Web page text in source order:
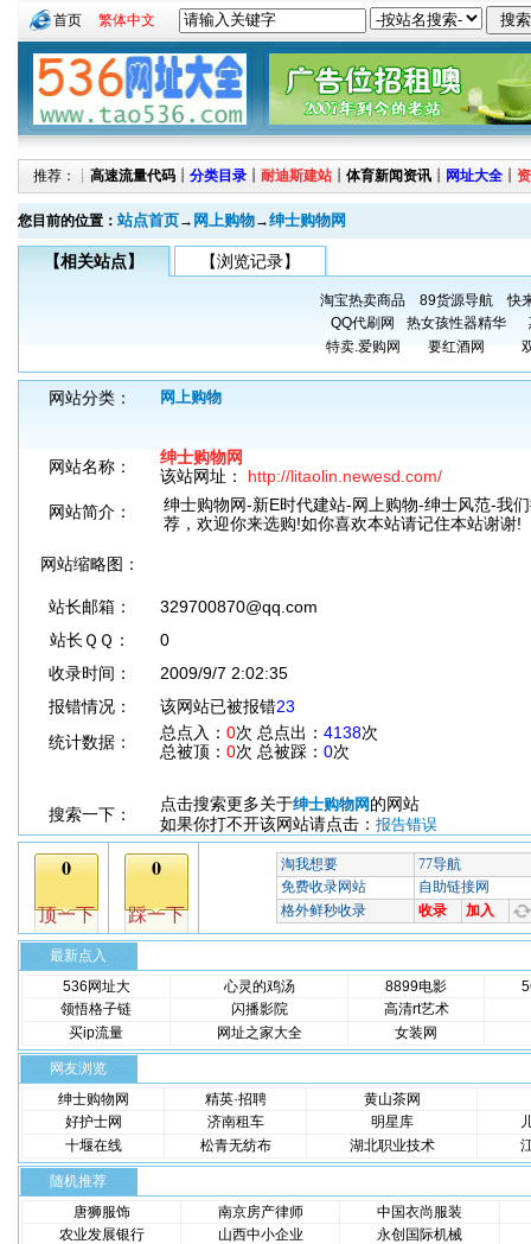
首页 繁体中文
推荐：┊ 高速流量代码 ┊ 分类目录 ┊ 耐迪斯建站 ┊ 体育新闻资讯 ┊ 网址大全 ┊
您目前的位置： 站点首页→ 网上购物→绅士购物网
【相关站点】 【浏览记录】
淘宝热卖商品 89货源导航
快
QQ代刷网
热女孩性器精华
特卖.爱购网
要红酒网
网站分类： 网上购物
网站名称：
绅士购物网
该站网址： http://litaolin.newesd.com/
网站简介：
绅士购物网-新E时代建站-网上购物-绅士风范-我
荐，欢迎你来选购!如你喜欢本站请记住本站谢谢!
网站缩略图：
站长邮箱：
329700870@qq.com
站长ＱＱ：
0
收录时间：
2009/9/7 2:02:35
报错情况：
该网站已被报错23
统计数据：
总点入： 0次 总点出： 4138次
总被顶： 0次 总被踩： 0次
搜索一下：
点击搜索更多关于绅士购物网 的网站
如果你打不开该网站请点击： 报告错误
最新点入
536网址大
心灵的鸡汤 8899电影
领悟格子链
闪播影院
高清rt艺术
买ip流量
网址之家大全 女装网
网友浏览
绅士购物网
精英·招聘
黄山茶网
好护士网
济南租车 明星库
十堰在线
松青无纺布 湖北职业技术
随机推荐
唐狮服饰
南京房产律师
中国衣尚服装
农业发展银行
山西中小企业
永创国际机械